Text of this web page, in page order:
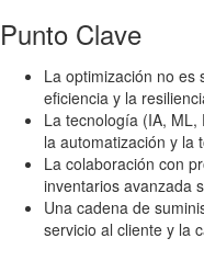
Punto Clave
La optimización no es
eficiencia y la
La tecnología (IA, ML,
la automatización y la
La colaboración con
inventarios avanzada
Una cadena de
servicio al cliente y la